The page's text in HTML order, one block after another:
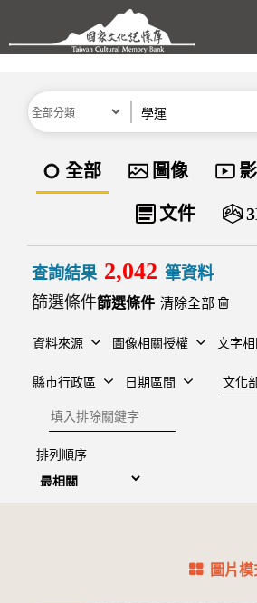
跳到主要內容區塊
分類
資料
全部 圖像
文件
查詢結果 2,042 筆資料
篩選條件
清除全部
資料來源 圖像相關授權 文字
縣市行政區 日期區間
建檔
排除關鍵字
排列順序
圖片模